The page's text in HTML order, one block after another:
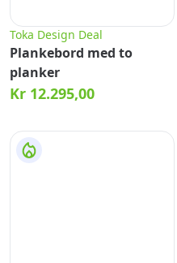
Toka Design Deal
Plankebord med to
planker
Kr 12.295,00